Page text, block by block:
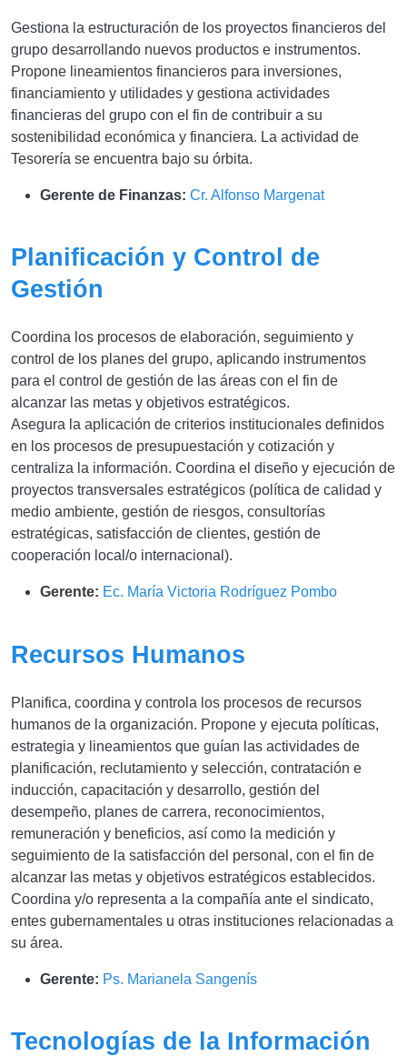
Gestiona la estructuración de los proyectos financieros del
grupo desarrollando nuevos productos e instrumentos.
Propone lineamientos financieros para inversiones,
financiamiento y utilidades y gestiona actividades
financieras del grupo con el fin de contribuir a su
sostenibilidad económica y financiera. La actividad de
Tesorería se encuentra bajo su órbita.
Gerente de Finanzas: Cr. Alfonso Margenat
Planificación y Control de
Gestión
Coordina los procesos de elaboración, seguimiento y
control de los planes del grupo, aplicando instrumentos
para el control de gestión de las áreas con el fin de
alcanzar las metas y objetivos estratégicos.
Asegura la aplicación de criterios institucionales definidos
en los procesos de presupuestación y cotización y
centraliza la información. Coordina el diseño y ejecución de
proyectos transversales estratégicos (política de calidad y
medio ambiente, gestión de riesgos, consultorías
estratégicas, satisfacción de clientes, gestión de
cooperación local/o internacional).
Gerente: Ec. María Victoria Rodríguez Pombo
Recursos Humanos
Planifica, coordina y controla los procesos de recursos
humanos de la organización. Propone y ejecuta políticas,
estrategia y lineamientos que guían las actividades de
planificación, reclutamiento y selección, contratación e
inducción, capacitación y desarrollo, gestión del
desempeño, planes de carrera, reconocimientos,
remuneración y beneficios, así como la medición y
seguimiento de la satisfacción del personal, con el fin de
alcanzar las metas y objetivos estratégicos establecidos.
Coordina y/o representa a la compañía ante el sindicato,
entes gubernamentales u otras instituciones relacionadas a
su área.
Gerente: Ps. Marianela Sangenís
Tecnologías de la Información